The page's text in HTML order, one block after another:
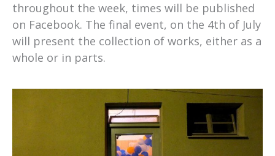
throughout the week, times will be published
on Facebook. The final event, on the 4th of July
will present the collection of works, either as a
whole or in parts.